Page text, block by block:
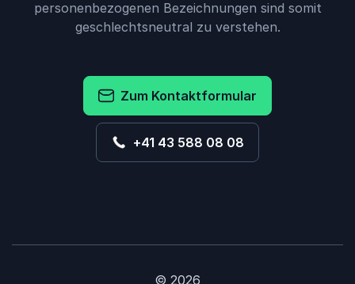
personenbezogenen Bezeichnungen sind somit
geschlechtsneutral zu verstehen.
Zum Kontaktformular
+41 43 588 08 08
© 2026